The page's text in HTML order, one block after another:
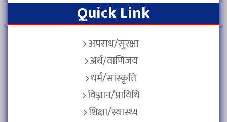
Quick Link
अपराध/सुरक्षा
अर्थ/वाणिजय
धर्म/सांस्कृति
विज्ञान/प्राविधि
शिक्षा/स्वास्थ्य